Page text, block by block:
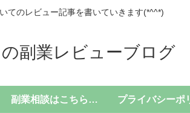
てのレビュー記事を書いていきます(*^^*)
副業レビューブログ
副業相談はこちらから